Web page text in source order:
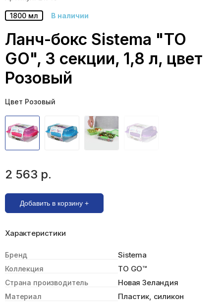
1800 мл В наличии
Ланч-бокс Sistema "TO
GO", 3 секции, 1,8 л, цвет
Розовый
Цвет Розовый
2 563 р.
Добавить в корзину +
Характеристики
Бренд Sistema
Коллекция TO GO™
Страна производитель Новая Зеландия
Материал Пластик, силикон